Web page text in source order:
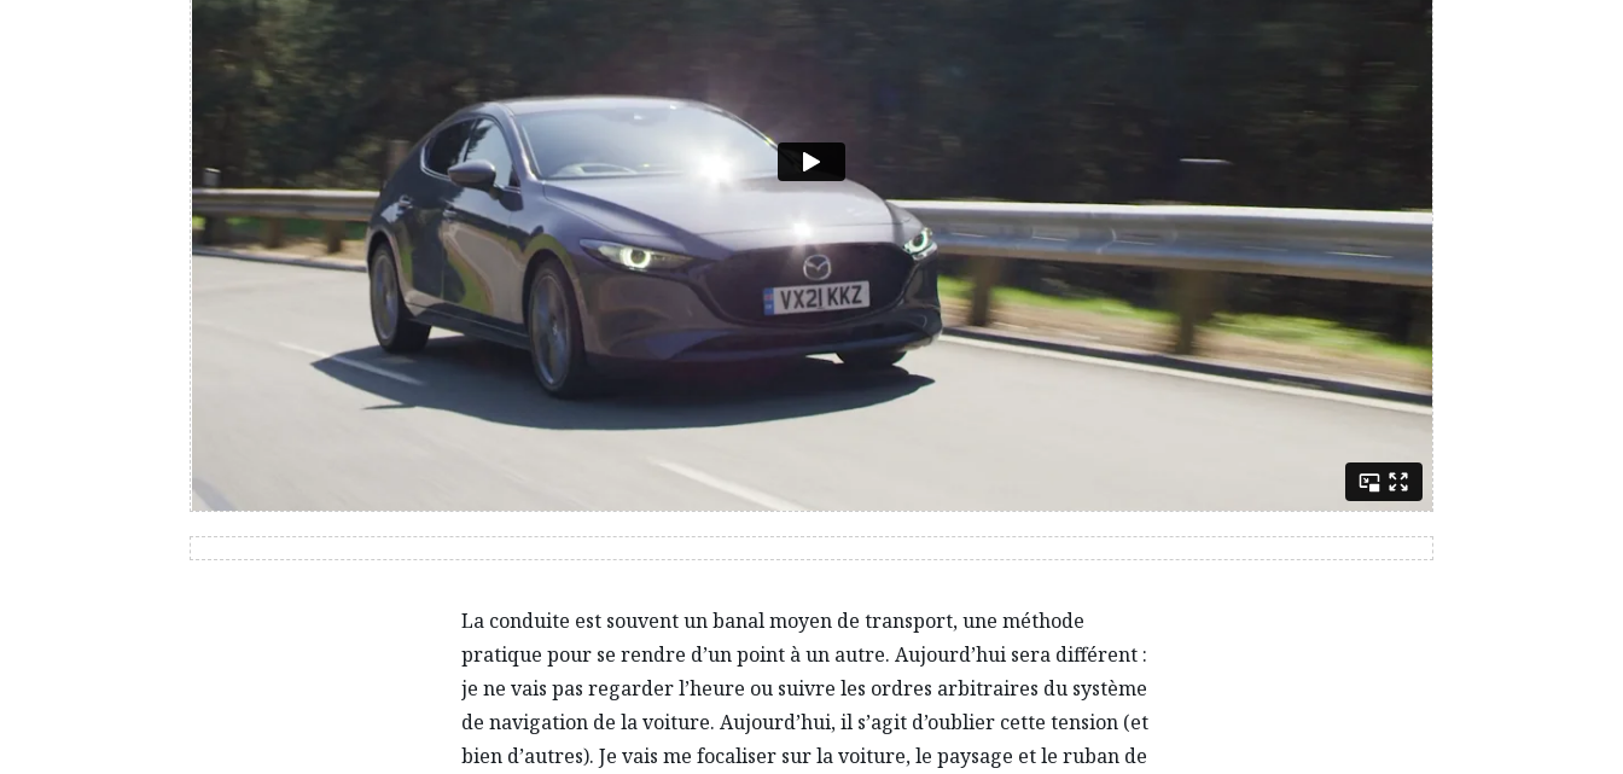
La conduite est souvent un banal moyen de transport, une méthode
pratique pour se rendre d’un point à un autre. Aujourd’hui sera différent :
je ne vais pas regarder l’heure ou suivre les ordres arbitraires du système
de navigation de la voiture. Aujourd’hui, il s’agit d’oublier cette tension (et
bien d’autres). Je vais me focaliser sur la voiture, le paysage et le ruban de